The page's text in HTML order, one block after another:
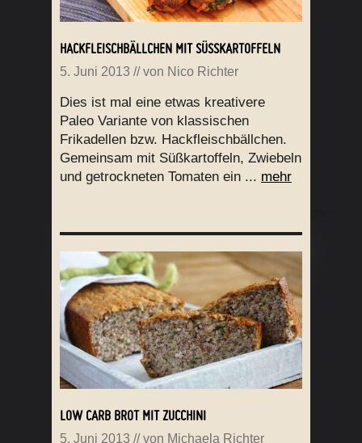
HACKFLEISCHBÄLLCHEN MIT SÜSSKARTOFFELN
5. Juni 2013 // von Nico Richter
Dies ist mal eine etwas kreativere
Paleo Variante von klassischen
Frikadellen bzw. Hackfleischbällchen.
Gemeinsam mit Süßkartoffeln, Zwiebeln
und getrockneten Tomaten ein ... mehr
LOW CARB BROT MIT ZUCCHINI
5. Juni 2013 // von Michaela Richter